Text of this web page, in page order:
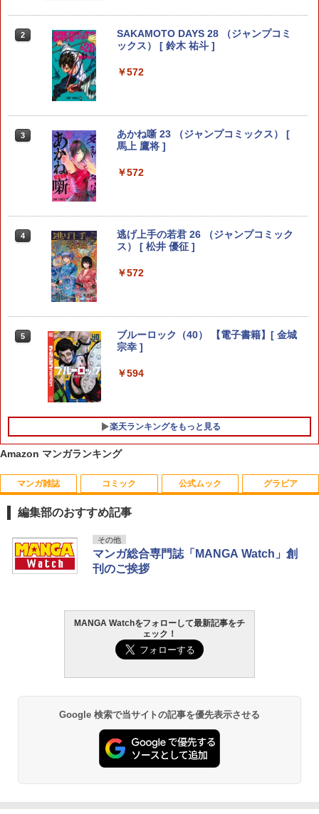
2
SAKAMOTO DAYS 28 （ジャンプコミ
ックス） [ 鈴木 祐斗 ]
￥572
3
あかね噺 23 （ジャンプコミックス） [
馬上 鷹将 ]
￥572
4
逃げ上手の若君 26 （ジャンプコミック
ス） [ 松井 優征 ]
￥572
5
ブルーロック（40） 【電子書籍】[ 金城
宗幸 ]
￥594
楽天ランキングをもっと見る
1
魔法少女リリカルなのはEXCEEDS（3）
￥770
￥1,375
1
【中古コミック】思い、思われ、ふり、
結） 咲坂伊緒
￥756
ペシャル） [ 山田 南平 ]
￥770
3
1日2回 7 （マーガレットコミックス） [
￥770
1 THE KO 柴咲コウphoto book
￥1,870
2
【特典】GIANNA Plus #11 cover 池崎
over 本田響矢(B4サイズ両面フォトカー
￥2,200
【楽天ブックス限定特典】佐野勇斗写真
集「Here, Now!」(限定カバー) [ 佐野勇
Amazon マンガランキング
マンガ雑誌
1
週刊少年サンデー 2026年36・37合併号
（2026年8月5日発売号） [雑誌]
COMIC快楽天 2026年 09月号 [雑誌]
週刊少年マガジン 2026年36・37号[202
6年8月5日発売] [雑誌]
コミック
1 ビビビコミック 創刊記念号 ([実用品])
￥2,580
薬屋のひとりごと 17巻 (デジタル版ビッ
グガンガンコミックス)
￥770
宇宙兄弟（４６） (モーニングコミック
ス)
￥1,131
公式ムック
1 F.S.S. EPISODES of 40th MEMORIAL
￥3,630
攻殻機動隊 (1) KCデラックス
￥1,650
呪術廻戦≡ 3 (ジャンプコミックス)
￥572
グラビア
1
日向坂46 藤嶌果歩 1st写真集 果実の歩
幅
髙野真央1st写真集 まおのこと、
溝端葵 1st写真集 「あおいままで。」
￥3,630
編集部のおすすめ記事
その他
マンガ総合専門誌「MANGA Watch」創
刊のご挨拶
MANGA Watchをフォローして最新記事をチ
ェック！
Google 検索で当サイトの記事を優先表示させる